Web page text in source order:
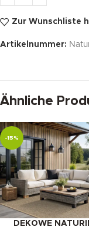
Zur Wunschliste
Artikelnummer:
Ähnliche
-15%
DEKOWE